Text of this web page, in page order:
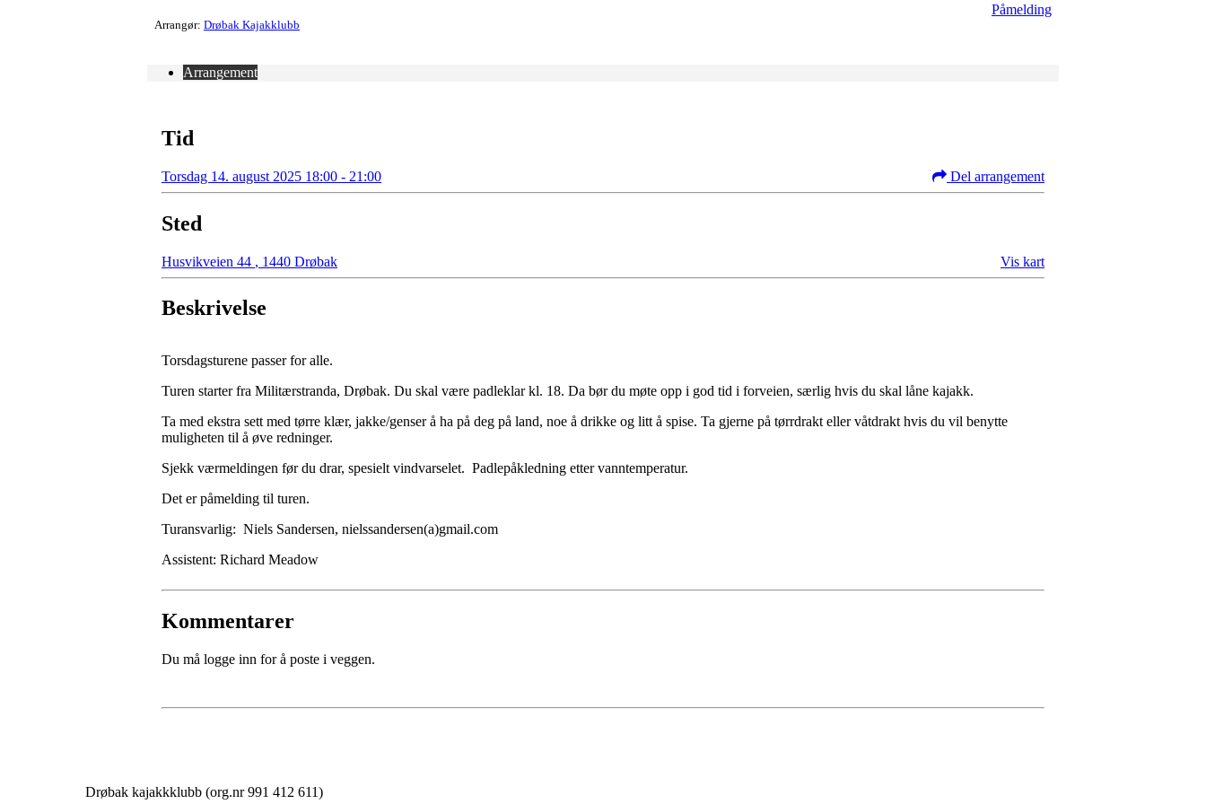
Arrangør: Drøbak Kajakklubb
Påmelding
Arrangement
Tid
Torsdag 14. august 2025 18:00 - 21:00 Del arrangement
Sted
Husvikveien 44 , 1440 Drøbak Vis kart
Beskrivelse
Torsdagsturene passer for alle.
Turen starter fra Militærstranda, Drøbak. Du skal være padleklar kl. 18. Da bør du møte opp i god tid i forveien, særlig hvis du skal låne kajakk.
Ta med ekstra sett med tørre klær, jakke/genser å ha på deg på land, noe å drikke og litt å spise. Ta gjerne på tørrdrakt eller våtdrakt hvis du vil benytte
muligheten til å øve redninger.
Sjekk værmeldingen før du drar, spesielt vindvarselet. Padlepåkledning etter vanntemperatur.
Det er påmelding til turen.
Turansvarlig: Niels Sandersen, nielssandersen(a)gmail.com
Assistent: Richard Meadow
Kommentarer
Du må logge inn for å poste i veggen.
Drøbak kajakkklubb (org.nr 991 412 611)